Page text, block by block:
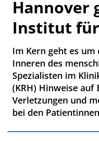
Hannover
Institut
Im Kern geht es um
Inneren des
Spezialisten im
(KRH) Hinweise auf
Verletzungen und
bei den